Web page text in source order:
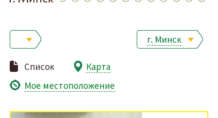
г. Минск
Список
Карта
Мое местоположение